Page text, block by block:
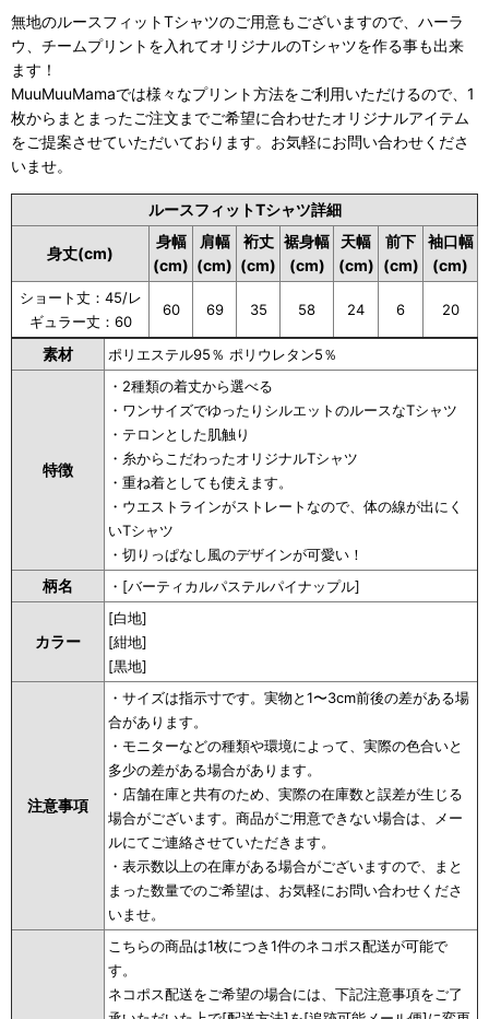
無地のルースフィットTシャツのご用意もございますので、ハーラ
ウ、チームプリントを入れてオリジナルのTシャツを作る事も出来
ます！
MuuMuuMamaでは様々なプリント方法をご利用いただけるので、1
枚からまとまったご注文までご希望に合わせたオリジナルアイテム
をご提案させていただいております。お気軽にお問い合わせくださ
いませ。
ルースフィットTシャツ詳細
身丈(cm)
身幅
(cm)
肩幅
(cm)
裄丈
(cm)
裾身幅
(cm)
天幅
(cm)
前下
(cm)
袖口幅
(cm)
ショート丈：45/レ
ギュラー丈：60
60 69 35 58 24 6 20
素材 ポリエステル95％ ポリウレタン5％
特徴
・2種類の着丈から選べる
・ワンサイズでゆったりシルエットのルースなTシャツ
・テロンとした肌触り
・糸からこだわったオリジナルTシャツ
・重ね着としても使えます。
・ウエストラインがストレートなので、体の線が出にく
いTシャツ
・切りっぱなし風のデザインが可愛い！
柄名 ・[バーティカルパステルパイナップル]
カラー
[白地]
[紺地]
[黒地]
注意事項
・サイズは指示寸です。実物と1〜3cm前後の差がある場
合があります。
・モニターなどの種類や環境によって、実際の色合いと
多少の差がある場合があります。
・店舗在庫と共有のため、実際の在庫数と誤差が生じる
場合がございます。商品がご用意できない場合は、メー
ルにてご連絡させていただきます。
・表示数以上の在庫がある場合がございますので、まと
まった数量でのご希望は、お気軽にお問い合わせくださ
いませ。
こちらの商品は1枚につき1件のネコポス配送が可能で
す。
ネコポス配送をご希望の場合には、下記注意事項をご了